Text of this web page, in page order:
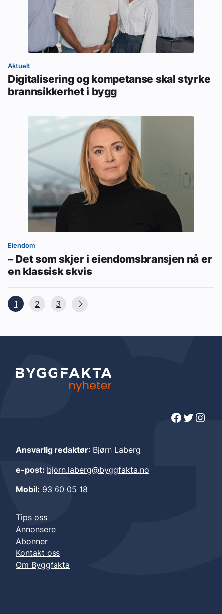
Aktuelt
Digitalisering og kompetanse skal styrke
brannsikkerhet i bygg
Eiendom
– Det som skjer i eiendomsbransjen nå er
en klassisk skvis
1 2 3
Facebook Twitter Instagram
Ansvarlig redaktør: Bjørn Laberg
e-post: bjorn.laberg@byggfakta.no
Mobil: 93 60 05 18
Tips oss
Annonsere
Abonner
Kontakt oss
Om Byggfakta